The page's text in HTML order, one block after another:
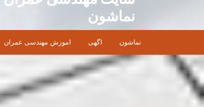
content
نماشون
نماشون اگهی اموزش مهندسی عمران